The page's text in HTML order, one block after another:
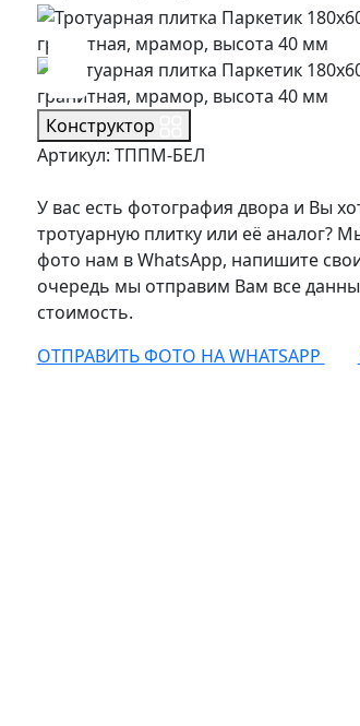
Конструктор
Артикул: ТППМ-БЕЛ
У вас есть фотография двора и Вы
тротуарную плитку или её аналог?
фото нам в WhatsApp, напишите
очередь мы отправим Вам все
стоимость.
ОТПРАВИТЬ ФОТО НА WHATSAPP